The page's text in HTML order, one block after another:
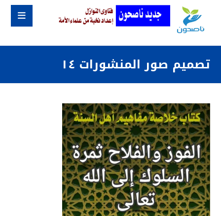
تصميم صور المنشورات ١٤